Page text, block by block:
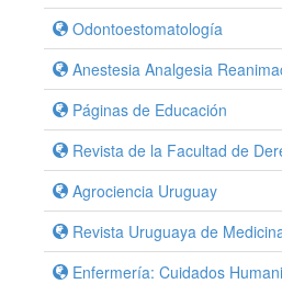
Odontoestomatología
Anestesia Analgesia
Páginas de Educación
Revista de la Facultad de
Agrociencia Uruguay
Revista Uruguaya de
Enfermería: Cuidados